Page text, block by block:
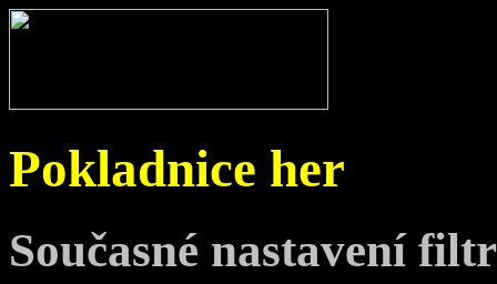
Pokladnice her
Současné nastavení